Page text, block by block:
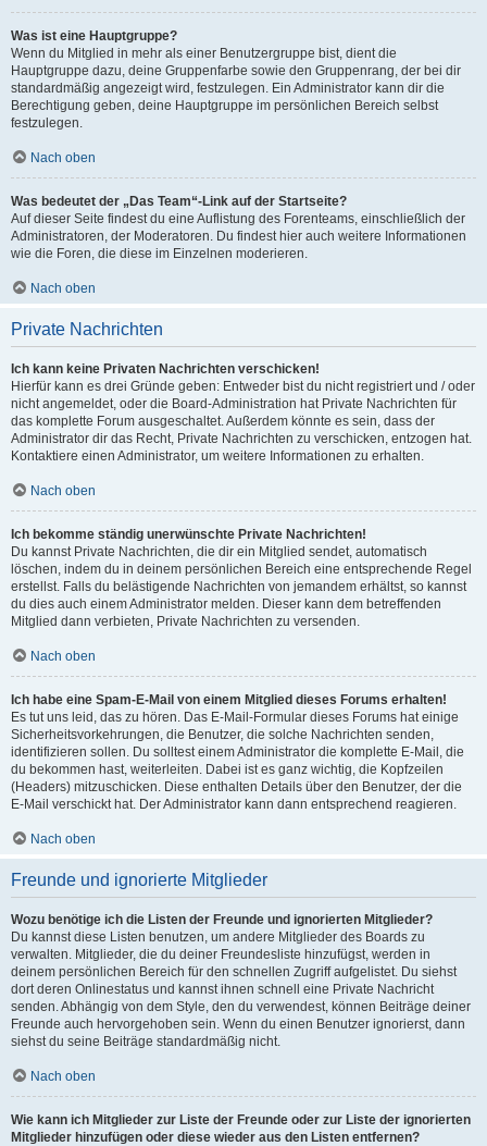
Was ist eine Hauptgruppe?
Wenn du Mitglied in mehr als einer Benutzergruppe bist, dient die
Hauptgruppe dazu, deine Gruppenfarbe sowie den Gruppenrang, der bei dir
standardmäßig angezeigt wird, festzulegen. Ein Administrator kann dir die
Berechtigung geben, deine Hauptgruppe im persönlichen Bereich selbst
festzulegen.
Nach oben
Was bedeutet der „Das Team“-Link auf der Startseite?
Auf dieser Seite findest du eine Auflistung des Forenteams, einschließlich der
Administratoren, der Moderatoren. Du findest hier auch weitere Informationen
wie die Foren, die diese im Einzelnen moderieren.
Nach oben
Private Nachrichten
Ich kann keine Privaten Nachrichten verschicken!
Hierfür kann es drei Gründe geben: Entweder bist du nicht registriert und / oder
nicht angemeldet, oder die Board-Administration hat Private Nachrichten für
das komplette Forum ausgeschaltet. Außerdem könnte es sein, dass der
Administrator dir das Recht, Private Nachrichten zu verschicken, entzogen hat.
Kontaktiere einen Administrator, um weitere Informationen zu erhalten.
Nach oben
Ich bekomme ständig unerwünschte Private Nachrichten!
Du kannst Private Nachrichten, die dir ein Mitglied sendet, automatisch
löschen, indem du in deinem persönlichen Bereich eine entsprechende Regel
erstellst. Falls du belästigende Nachrichten von jemandem erhältst, so kannst
du dies auch einem Administrator melden. Dieser kann dem betreffenden
Mitglied dann verbieten, Private Nachrichten zu versenden.
Nach oben
Ich habe eine Spam-E-Mail von einem Mitglied dieses Forums erhalten!
Es tut uns leid, das zu hören. Das E-Mail-Formular dieses Forums hat einige
Sicherheitsvorkehrungen, die Benutzer, die solche Nachrichten senden,
identifizieren sollen. Du solltest einem Administrator die komplette E-Mail, die
du bekommen hast, weiterleiten. Dabei ist es ganz wichtig, die Kopfzeilen
(Headers) mitzuschicken. Diese enthalten Details über den Benutzer, der die
E-Mail verschickt hat. Der Administrator kann dann entsprechend reagieren.
Nach oben
Freunde und ignorierte Mitglieder
Wozu benötige ich die Listen der Freunde und ignorierten Mitglieder?
Du kannst diese Listen benutzen, um andere Mitglieder des Boards zu
verwalten. Mitglieder, die du deiner Freundesliste hinzufügst, werden in
deinem persönlichen Bereich für den schnellen Zugriff aufgelistet. Du siehst
dort deren Onlinestatus und kannst ihnen schnell eine Private Nachricht
senden. Abhängig von dem Style, den du verwendest, können Beiträge deiner
Freunde auch hervorgehoben sein. Wenn du einen Benutzer ignorierst, dann
siehst du seine Beiträge standardmäßig nicht.
Nach oben
Wie kann ich Mitglieder zur Liste der Freunde oder zur Liste der ignorierten
Mitglieder hinzufügen oder diese wieder aus den Listen entfernen?